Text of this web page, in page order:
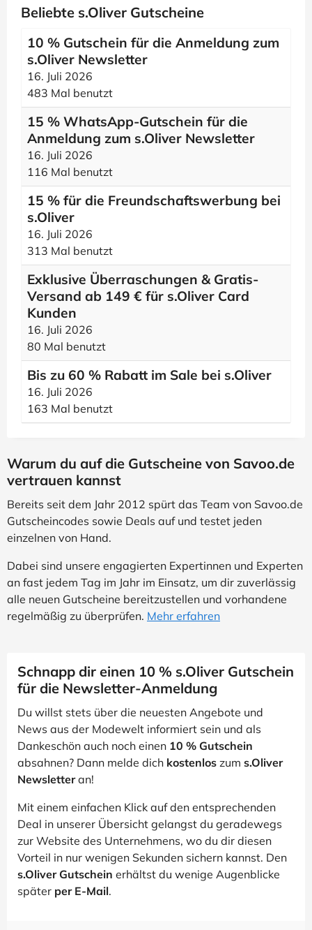
Beliebte s.Oliver Gutscheine
10 % Gutschein für die Anmeldung zum
s.Oliver Newsletter
16. Juli 2026
483 Mal benutzt
15 % WhatsApp-Gutschein für die
Anmeldung zum s.Oliver Newsletter
16. Juli 2026
116 Mal benutzt
15 % für die Freundschaftswerbung bei
s.Oliver
16. Juli 2026
313 Mal benutzt
Exklusive Überraschungen & Gratis-
Versand ab 149 € für s.Oliver Card
Kunden
16. Juli 2026
80 Mal benutzt
Bis zu 60 % Rabatt im Sale bei s.Oliver
16. Juli 2026
163 Mal benutzt
Warum du auf die Gutscheine von Savoo.de
vertrauen kannst
Bereits seit dem Jahr 2012 spürt das Team von Savoo.de
Gutscheincodes sowie Deals auf und testet jeden
einzelnen von Hand.
Dabei sind unsere engagierten Expertinnen und Experten
an fast jedem Tag im Jahr im Einsatz, um dir zuverlässig
alle neuen Gutscheine bereitzustellen und vorhandene
regelmäßig zu überprüfen. Mehr erfahren
Schnapp dir einen 10 % s.Oliver Gutschein
für die Newsletter-Anmeldung
Du willst stets über die neuesten Angebote und
News aus der Modewelt informiert sein und als
Dankeschön auch noch einen 10 % Gutschein
absahnen? Dann melde dich kostenlos zum s.Oliver
Newsletteran!
Mit einem einfachen Klick auf den entsprechenden
Deal in unserer Übersicht gelangst du geradewegs
zur Website des Unternehmens, wo du dir diesen
Vorteil in nur wenigen Sekunden sichern kannst. Den
s.Oliver Gutschein erhältst du wenige Augenblicke
später per E-Mail.